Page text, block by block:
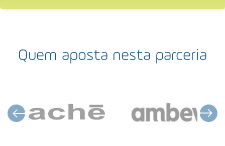
Quem aposta nesta parceria